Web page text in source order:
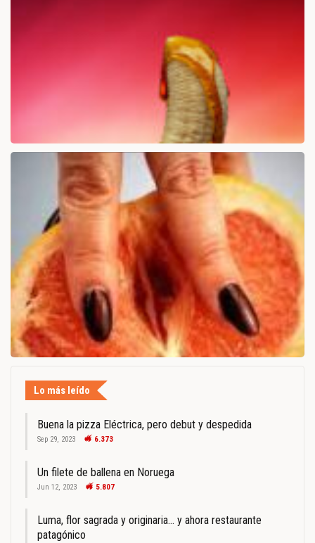
Lo más leído
Buena la pizza Eléctrica, pero debut y despedida
Sep 29, 2023 6.373
Un filete de ballena en Noruega
Jun 12, 2023 5.807
Luma, flor sagrada y originaria… y ahora restaurante
patagónico